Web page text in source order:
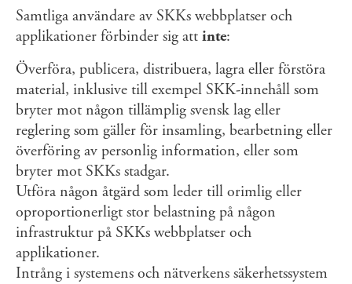
Samtliga användare av SKKs webbplatser och
applikationer förbinder sig att inte:
Överföra, publicera, distribuera, lagra eller förstöra
material, inklusive till exempel SKK-innehåll som
bryter mot någon tillämplig svensk lag eller
reglering som gäller för insamling, bearbetning eller
överföring av personlig information, eller som
bryter mot SKKs stadgar.
Utföra någon åtgärd som leder till orimlig eller
oproportionerligt stor belastning på någon
infrastruktur på SKKs webbplatser och
applikationer.
Intrång i systemens och nätverkens säkerhetssystem